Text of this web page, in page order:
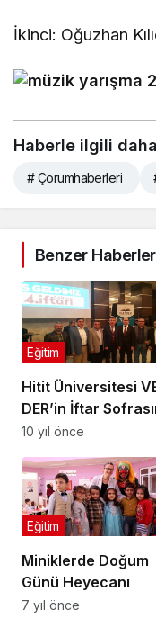
İkinci: Oğuzhan
Haberle ilgili
# Çorumhaberleri
Benzer Haberler
Hitit Üniversitesi
DER’in İftar
Eğitim
10 yıl önce
Miniklerde Doğum
Günü Heyecanı
Eğitim
7 yıl önce